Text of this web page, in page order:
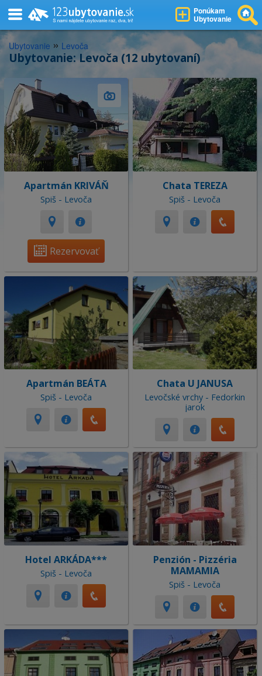
Ponúkam
Ubytovanie
Ubytovanie » Levoča
Ubytovanie: Levoča (12 ubytovaní)
Apartmán KRIVÁŇ
Spiš - Levoča
Rezervovať
Chata TEREZA
Spiš - Levoča
Apartmán BEÁTA
Spiš - Levoča
Chata U JANUSA
Levočské vrchy - Fedorkin
jarok
Hotel ARKÁDA***
Spiš - Levoča
Penzión - Pizzéria
MAMAMIA
Spiš - Levoča